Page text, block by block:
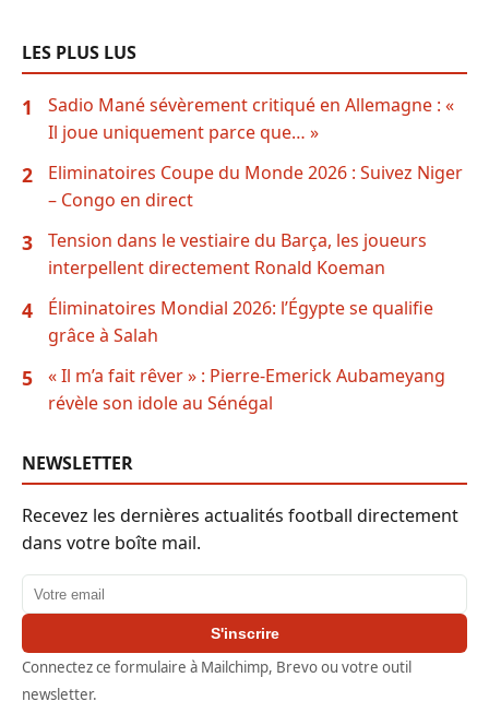
LES PLUS LUS
1
Sadio Mané sévèrement critiqué en Allemagne : «
Il joue uniquement parce que… »
2
Eliminatoires Coupe du Monde 2026 : Suivez Niger
– Congo en direct
3
Tension dans le vestiaire du Barça, les joueurs
interpellent directement Ronald Koeman
4
Éliminatoires Mondial 2026: l’Égypte se qualifie
grâce à Salah
5
« Il m’a fait rêver » : Pierre-Emerick Aubameyang
révèle son idole au Sénégal
NEWSLETTER
Recevez les dernières actualités football directement
dans votre boîte mail.
Adresse email
S'inscrire
Connectez ce formulaire à Mailchimp, Brevo ou votre outil
newsletter.